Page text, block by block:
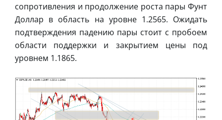
сопротивления и продолжение роста пары Фунт
Доллар в область на уровне 1.2565. Ожидать
подтверждения падению пары стоит с пробоем
области поддержки и закрытием цены под
уровнем 1.1865.